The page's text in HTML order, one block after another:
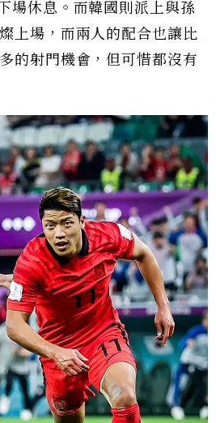
場休息。而韓國則派上與孫
上場，而兩人的配合也讓比
的射門機會，但可惜都沒有